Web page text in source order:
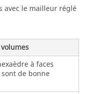
avec le mailleur réglé
à faces
de bonne